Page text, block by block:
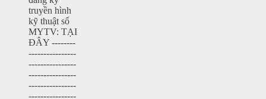
truyền hình
kỹ thuật số
MYTV: TẠI
ĐÂY --------
----------------
----------------
----------------
----------------
----------------